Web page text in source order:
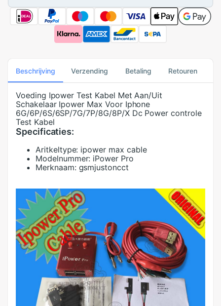
Beschrijving Verzending Betaling Retouren
Voeding Ipower Test Kabel Met Aan/Uit
Schakelaar Ipower Max Voor Iphone
6G/6P/6S/6SP/7G/7P/8G/8P/X Dc Power controle
Test Kabel
Specificaties:
Aritkeltype: ipower max cable
Modelnummer: iPower Pro
Merknaam: gsmjustoncct